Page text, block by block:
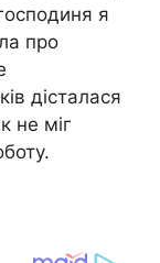
я
про
дісталася
не міг